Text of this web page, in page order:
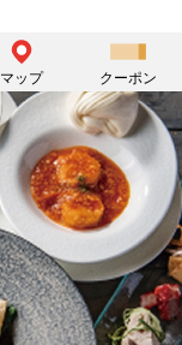
マップ クーポン